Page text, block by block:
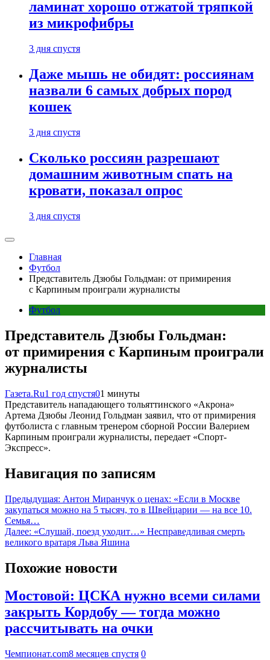
ламинат хорошо отжатой тряпкой
из микрофибры
3 дня спустя
Даже мышь не обидят: россиянам
назвали 6 самых добрых пород
кошек
3 дня спустя
Сколько россиян разрешают
домашним животным спать на
кровати, показал опрос
3 дня спустя
Главная
Футбол
Представитель Дзюбы Гольдман: от примирения
с Карпиным проиграли журналисты
Футбол
Представитель Дзюбы Гольдман:
от примирения с Карпиным проиграли
журналисты
Газета.Ru1 год спустя01 минуты
Представитель нападающего тольяттинского «Акрона»
Артема Дзюбы Леонид Гольдман заявил, что от примирения
футболиста с главным тренером сборной России Валерием
Карпиным проиграли журналисты, передает «Спорт-
Экспресс».
Навигация по записям
Предыдущая: Антон Миранчук о ценах: «Если в Москве
закупаться можно на 5 тысяч, то в Швейцарии — на все 10.
Семья…
Далее: «Слушай, поезд уходит…» Несправедливая смерть
великого вратаря Льва Яшина
Похожие новости
Мостовой: ЦСКА нужно всеми силами
закрыть Кордобу — тогда можно
рассчитывать на очки
Чемпионат.com8 месяцев спустя 0